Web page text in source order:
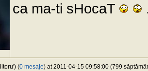
ca ma-ti sHocaT
(0 mesaje) at 2011-04-15 09:58:00 (799